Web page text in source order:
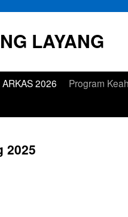
LAYANG
ARKAS 2026
Program
2025